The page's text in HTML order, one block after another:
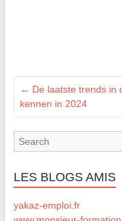
← De laatste trends in
kennen in 2024
LES BLOGS AMIS
yakaz-emploi.fr